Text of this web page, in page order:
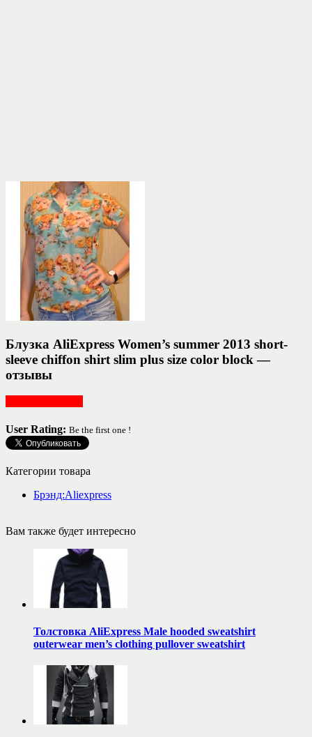
Блузка AliExpress Women’s summer 2013 short-
sleeve chiffon shirt slim plus size color block —
отзывы
User Rating: Be the first one !
Категории товара
Брэнд:Aliexpress
Вам также будет интересно
Толстовка AliExpress Male hooded sweatshirt
outerwear men’s clothing pullover sweatshirt